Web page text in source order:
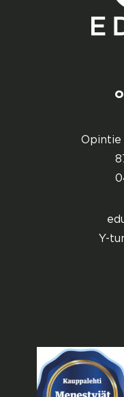
Opintie
Y-